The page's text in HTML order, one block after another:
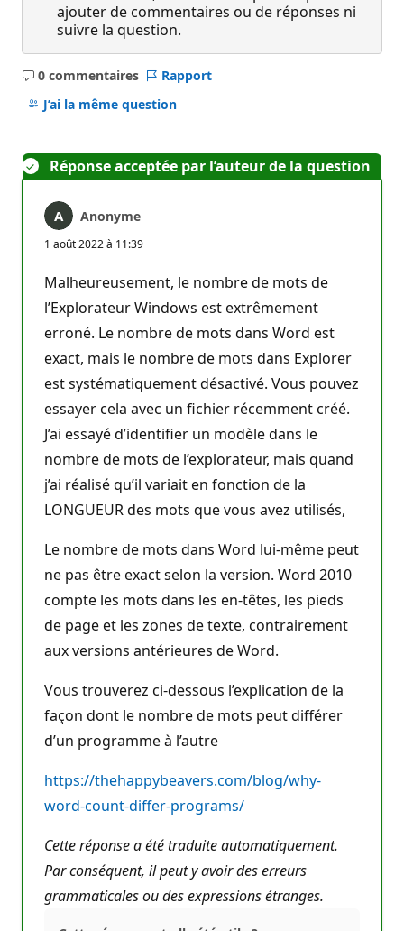
ajouter de commentaires ou de réponses ni
suivre la question.
0 commentaires
Aucun
commentaire
Rapport
J’ai la même question
Réponse acceptée par l’auteur de la question
Anonyme
1 août 2022 à 11:39
Malheureusement, le nombre de mots de
l’Explorateur Windows est extrêmement
erroné. Le nombre de mots dans Word est
exact, mais le nombre de mots dans Explorer
est systématiquement désactivé. Vous pouvez
essayer cela avec un fichier récemment créé.
J’ai essayé d’identifier un modèle dans le
nombre de mots de l’explorateur, mais quand
j’ai réalisé qu’il variait en fonction de la
LONGUEUR des mots que vous avez utilisés,
Le nombre de mots dans Word lui-même peut
ne pas être exact selon la version. Word 2010
compte les mots dans les en-têtes, les pieds
de page et les zones de texte, contrairement
aux versions antérieures de Word.
Vous trouverez ci-dessous l’explication de la
façon dont le nombre de mots peut différer
d’un programme à l’autre
https://thehappybeavers.com/blog/why-
word-count-differ-programs/
Cette réponse a été traduite automatiquement.
Par conséquent, il peut y avoir des erreurs
grammaticales ou des expressions étranges.